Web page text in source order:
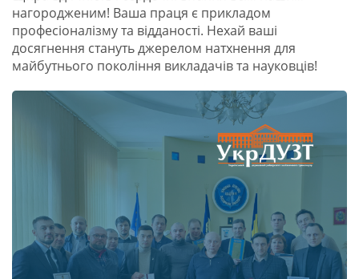
нагородженим! Ваша праця є прикладом
професіоналізму та відданості. Нехай ваші
досягнення стануть джерелом натхнення для
майбутнього покоління викладачів та науковців!